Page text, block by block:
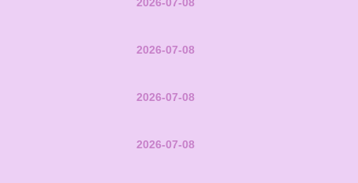
2026-07-08
2026-07-08
2026-07-08